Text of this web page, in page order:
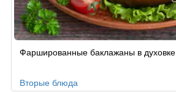
по
Фаршированные баклажаны в духовке
Вторые блюда